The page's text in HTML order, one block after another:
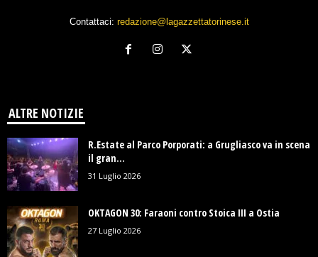
Contattaci: redazione@lagazzettatorinese.it
ALTRE NOTIZIE
R.Estate al Parco Porporati: a Grugliasco va in scena
il gran...
31 Luglio 2026
OKTAGON 30: Faraoni contro Stoica III a Ostia
27 Luglio 2026